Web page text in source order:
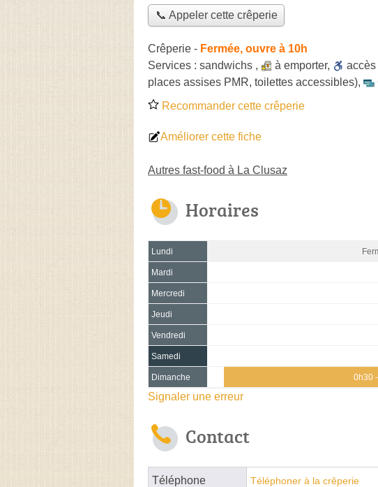
📞 Appeler cette crêperie
Crêperie - Fermée, ouvre à 10h
Services : sandwichs , à emporter, accès
places assises PMR, toilettes accessibles),
Recommander cette crêperie
Améliorer cette fiche
Autres fast-food à La Clusaz
Horaires
Lundi
Mardi
Mercredi
Jeudi
Vendredi
Samedi
Dimanche 0h30
Signaler une erreur
Contact
Téléphone Téléphoner à la crêperie